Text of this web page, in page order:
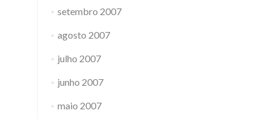
setembro 2007
agosto 2007
julho 2007
junho 2007
maio 2007